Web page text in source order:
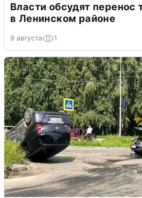
Власти обсудят перенос
в Ленинском районе
9 августа 1